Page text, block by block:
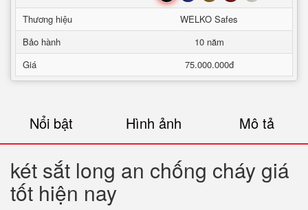
Thương hiệu
WELKO Safes
Bảo hành
10 năm
Giá
75.000.000đ
Nổi bật Hình ảnh Mô tả
két sắt long an chống cháy giá
tốt hiện nay